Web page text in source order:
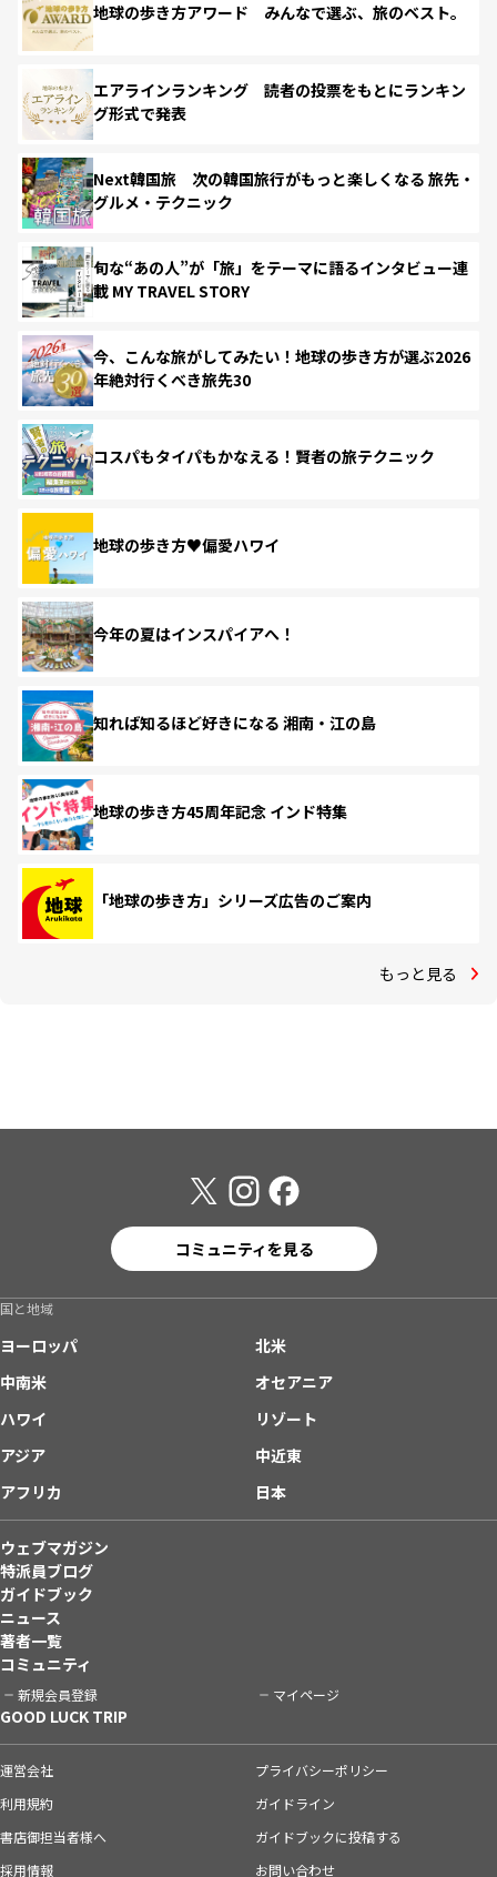
地球の歩き方アワード みんなで選ぶ、旅のベスト。
エアラインランキング 読者の投票をもとにランキン
グ形式で発表
Next韓国旅 次の韓国旅行がもっと楽しくなる 旅先・
グルメ・テクニック
旬な“あの人”が「旅」をテーマに語るインタビュー連
載 MY TRAVEL STORY
今、こんな旅がしてみたい！地球の歩き方が選ぶ2026
年絶対行くべき旅先30
コスパもタイパもかなえる！賢者の旅テクニック
地球の歩き方♥偏愛ハワイ
今年の夏はインスパイアへ！
知れば知るほど好きになる 湘南・江の島
地球の歩き方45周年記念 インド特集
「地球の歩き方」シリーズ広告のご案内
もっと見る
コミュニティを見る
国と地域
ヨーロッパ
北米
中南米
オセアニア
ハワイ
リゾート
アジア
中近東
アフリカ
日本
ウェブマガジン
特派員ブログ
ガイドブック
ニュース
著者一覧
コミュニティ
新規会員登録 マイページ
GOOD LUCK TRIP
運営会社
プライバシーポリシー
利用規約
ガイドライン
書店御担当者様へ
ガイドブックに投稿する
採用情報
お問い合わせ